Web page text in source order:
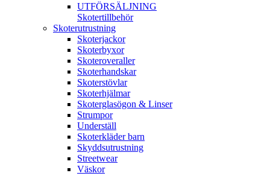
UTFÖRSÄLJNING
Skotertillbehör
Skoterutrustning
Skoterjackor
Skoterbyxor
Skoteroveraller
Skoterhandskar
Skoterstövlar
Skoterhjälmar
Skoterglasögon & Linser
Strumpor
Underställ
Skoterkläder barn
Skyddsutrustning
Streetwear
Väskor